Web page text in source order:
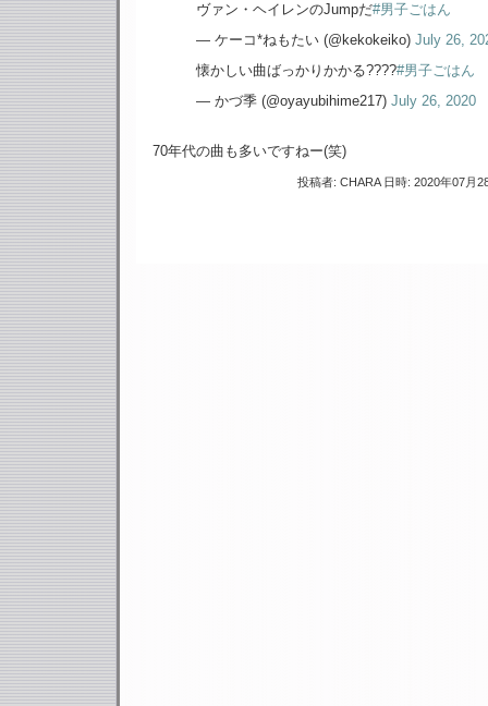
ヴァン・ヘイレンのJumpだ#男子ごはん
— ケーコ*ねもたい (@kekokeiko) July 26,
懐かしい曲ばっかりかかる????#男子ごはん
— かづ季 (@oyayubihime217) July 26, 2020
70年代の曲も多いですねー(笑)
投稿者: CHARA 日時: 2020年07月